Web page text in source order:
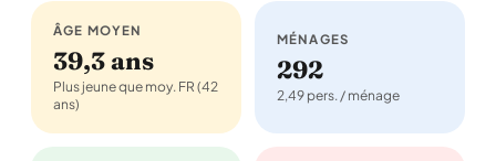
ÂGE MOYEN
39,3 ans
Plus jeune que moy. FR (42
ans)
MÉNAGES
292
2,49 pers. / ménage